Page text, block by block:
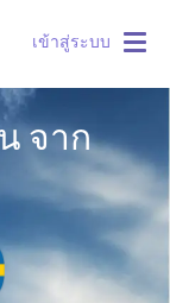
เข้าสู่ระบบ
จาก